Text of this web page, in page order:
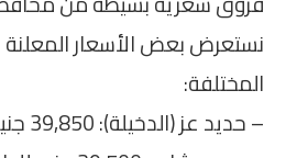
نستعرض بعض الأسعار المعلنة
المختلفة:
– حديد عز (الدخيلة): 39,850 جنيهًا للطن.